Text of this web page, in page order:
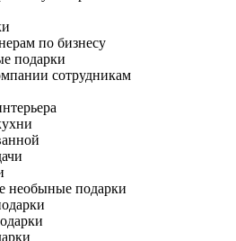
по бизнесу
подарки
сотрудникам
необыные подарки